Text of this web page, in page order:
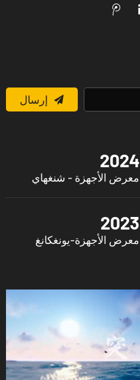
إرسال
2024
معرض الأجهزة - شنغهاي
2023
معرض الأجهزة-يونغكانغ